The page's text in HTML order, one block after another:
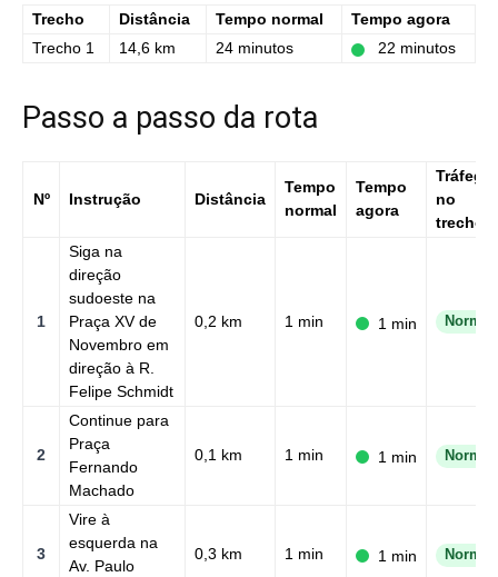
Trecho Distância Tempo normal
Tempo agora
Trecho 1
14,6 km 24 minutos 22 minutos
Passo a passo da rota
Nº Instrução Distância
Tempo
normal
Tempo
agora
Tráfego
no
trecho
1
Siga na
direção
sudoeste na
Praça XV de
Novembro em
direção à R.
Felipe Schmidt
0,2 km 1 min 1 min Normal
2
Continue para
Praça
Fernando
Machado
0,1 km 1 min 1 min Normal
3
Vire à
esquerda na
Av. Paulo
0,3 km 1 min 1 min Normal